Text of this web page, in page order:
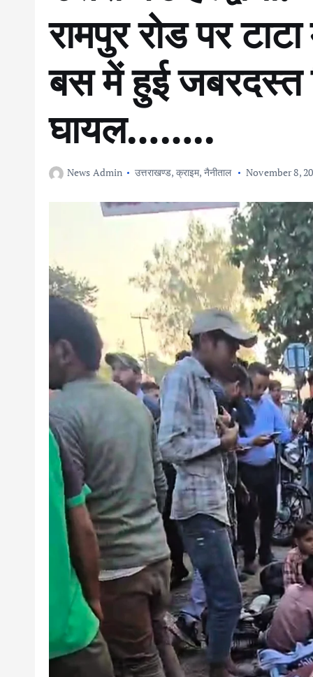
रामपुर रोड पर
बस में हुई जबरदस्त
घायल……..
News Admin उत्तराखण्ड, क्राइम, नैनीताल November 8,